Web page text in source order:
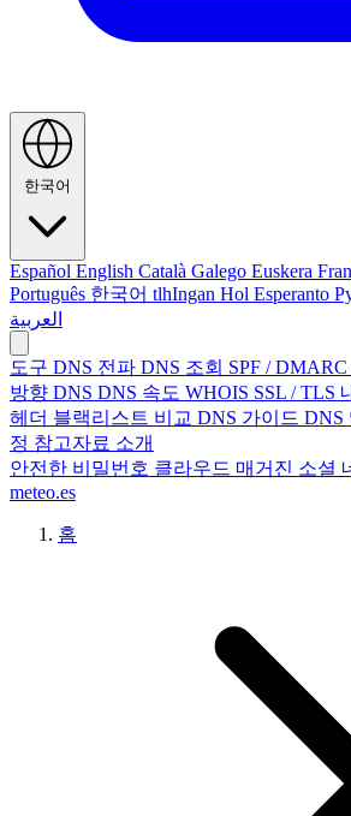
한국어
Español English Català Galego Euskera
Português 한국어 tlhIngan Hol Esperanto
العربية
도구 DNS 전파 DNS 조회 SPF /
방향 DNS DNS 속도 WHOIS SSL / TLS
헤더 블랙리스트 비교 DNS 가이드 DNS
정 참고자료 소개
안전한 비밀번호 클라우드 매거진 소셜
meteo.es
홈